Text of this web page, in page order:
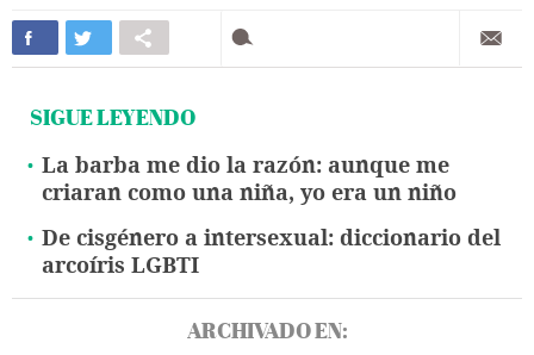
SIGUE LEYENDO
La barba me dio la razón: aunque me
criaran como una niña, yo era un niño
De cisgénero a intersexual: diccionario del
arcoíris LGBTI
ARCHIVADO EN: